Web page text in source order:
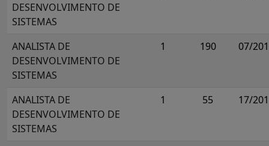
DESENVOLVIMENTO DE
SISTEMAS
ANALISTA DE
DESENVOLVIMENTO DE
SISTEMAS
1 190 07/
ANALISTA DE
DESENVOLVIMENTO DE
SISTEMAS
1 55 17/